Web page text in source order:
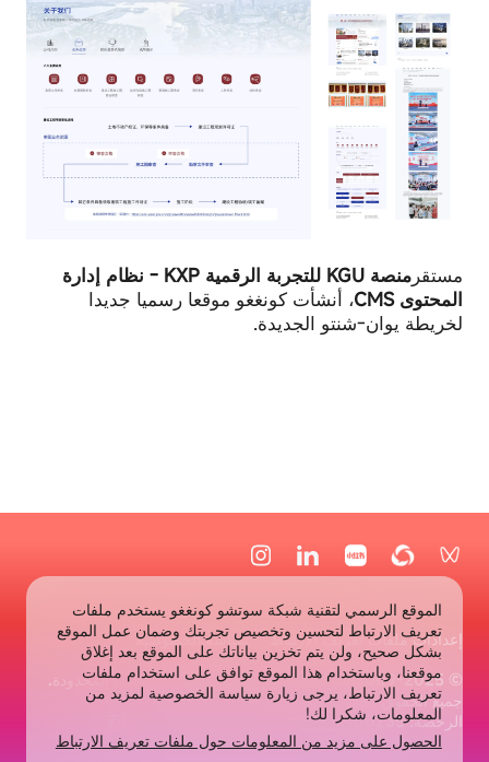
مستقر
منصة KGU للتجربة الرقمية KXP - نظام إدارة
المحتوى CMS
، أنشأت كونغغو موقعا رسميا جديدا
لخريطة يوان-شنتو الجديدة.
الموقع الرسمي لتقنية شبكة سوتشو كونغغو يستخدم ملفات
تعريف الارتباط لتحسين وتخصيص تجربتك وضمان عمل الموقع
بشكل صحيح، ولن يتم تخزين بياناتك على الموقع بعد إغلاق
موقعنا، وباستخدام هذا الموقع توافق على استخدام ملفات
تعريف الارتباط، يرجى زيارة سياسة الخصوصية لمزيد من
المعلومات، شكرا لك!
الحصول على مزيد من المعلومات حول ملفات تعريف الارتباط
تنفيذ
أنشطة
تطلب
خلالها
الخدمة،
تفضيلات
الخصوصية
تسجيل
ملء
النماذج.
كوكيات
الوظائف
كوكيات
الاتجاه
© 2009-2025 شركة سوتشو كونغغو لتقنية الشبكات، المحدودة.
جميع الحقوق محفوظة
الرخصة: 苏B2-20180235
سياسة الخصوصية إعدادات ملفات تعريف الارتباط